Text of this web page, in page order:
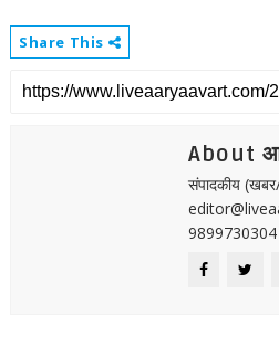
Share This
About
संपादकीय (खबर/